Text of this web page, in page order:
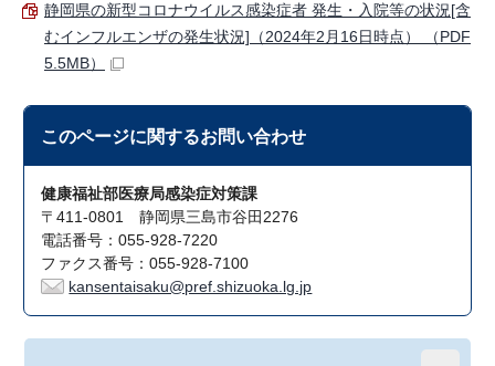
静岡県の新型コロナウイルス感染症者 発生・入院等の状況[含
むインフルエンザの発生状況]（2024年2月16日時点） （PDF
5.5MB）
このページに関するお問い合わせ
健康福祉部医療局感染症対策課
〒411-0801 静岡県三島市谷田2276
電話番号：055-928-7220
ファクス番号：055-928-7100
kansentaisaku@pref.shizuoka.lg.jp